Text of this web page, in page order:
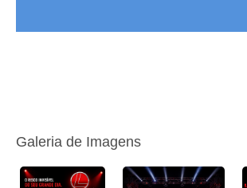
Galeria de Imagens